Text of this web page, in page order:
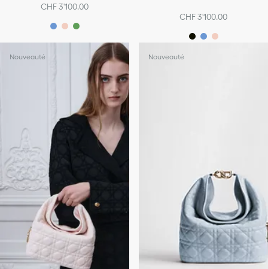
CHF 3'100.00
CHF 3'100.00
Nouveauté Nouveauté